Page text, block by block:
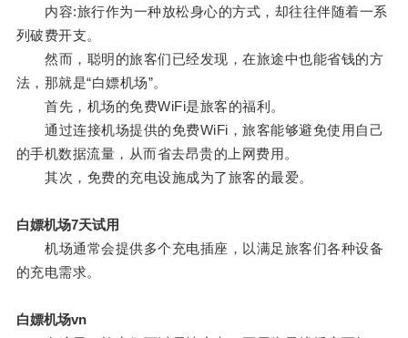
内容:旅行作为一种放松身心的方式，却往往伴随着一系
列破费开支。
然而，聪明的旅客们已经发现，在旅途中也能省钱的方
法，那就是“白嫖机场”。
首先，机场的免费WiFi是旅客的福利。
通过连接机场提供的免费WiFi，旅客能够避免使用自己
的手机数据流量，从而省去昂贵的上网费用。
其次，免费的充电设施成为了旅客的最爱。
白嫖机场7天试用
机场通常会提供多个充电插座，以满足旅客们各种设备
的充电需求。
白嫖机场vn